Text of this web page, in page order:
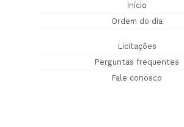
Início
Ordem do dia
Licitações
Perguntas frequentes
Fale conosco